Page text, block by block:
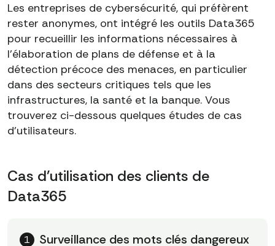
Les entreprises de cybersécurité, qui préfèrent
rester anonymes, ont intégré les outils Data365
pour recueillir les informations nécessaires à
l'élaboration de plans de défense et à la
détection précoce des menaces, en particulier
dans des secteurs critiques tels que les
infrastructures, la santé et la banque. Vous
trouverez ci-dessous quelques études de cas
d'utilisateurs.
Cas d'utilisation des clients de
Data365
Surveillance des mots clés dangereux